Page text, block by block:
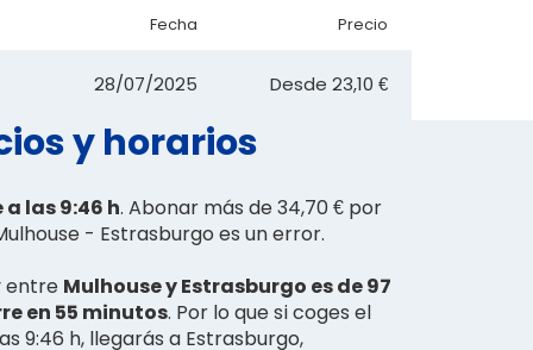
Fecha Precio
28/07/2025 Desde 23,10 €
y horarios
las 9:46 h. Abonar más de 34,70 € por
- Estrasburgo es un error.
entre Mulhouse y Estrasburgo es de 97
en 55 minutos. Por lo que si coges el
9:46 h, llegarás a Estrasburgo,